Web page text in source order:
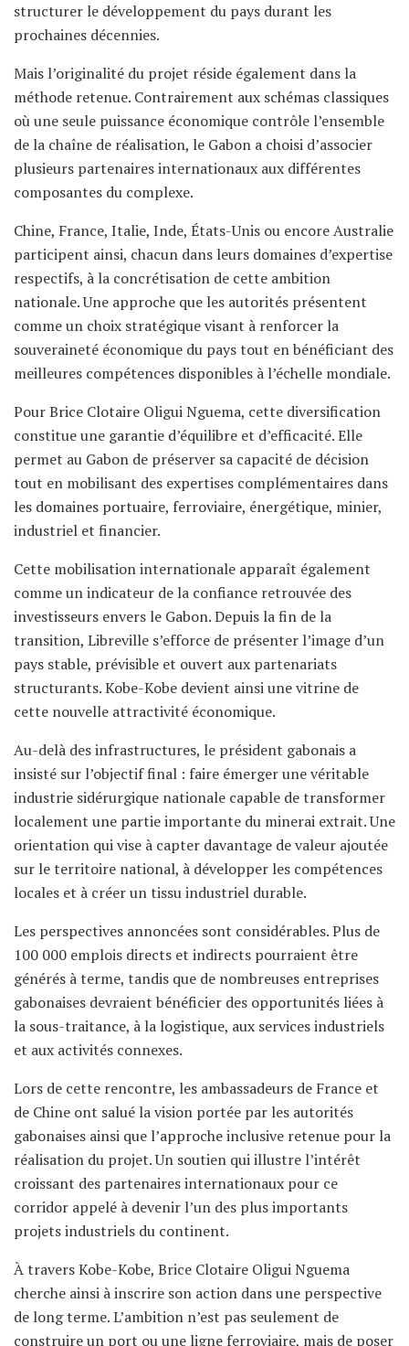
structurer le développement du pays durant les
prochaines décennies.
Mais l’originalité du projet réside également dans la
méthode retenue. Contrairement aux schémas classiques
où une seule puissance économique contrôle l’ensemble
de la chaîne de réalisation, le Gabon a choisi d’associer
plusieurs partenaires internationaux aux différentes
composantes du complexe.
Chine, France, Italie, Inde, États-Unis ou encore Australie
participent ainsi, chacun dans leurs domaines d’expertise
respectifs, à la concrétisation de cette ambition
nationale. Une approche que les autorités présentent
comme un choix stratégique visant à renforcer la
souveraineté économique du pays tout en bénéficiant des
meilleures compétences disponibles à l’échelle mondiale.
Pour Brice Clotaire Oligui Nguema, cette diversification
constitue une garantie d’équilibre et d’efficacité. Elle
permet au Gabon de préserver sa capacité de décision
tout en mobilisant des expertises complémentaires dans
les domaines portuaire, ferroviaire, énergétique, minier,
industriel et financier.
Cette mobilisation internationale apparaît également
comme un indicateur de la confiance retrouvée des
investisseurs envers le Gabon. Depuis la fin de la
transition, Libreville s’efforce de présenter l’image d’un
pays stable, prévisible et ouvert aux partenariats
structurants. Kobe-Kobe devient ainsi une vitrine de
cette nouvelle attractivité économique.
Au-delà des infrastructures, le président gabonais a
insisté sur l’objectif final : faire émerger une véritable
industrie sidérurgique nationale capable de transformer
localement une partie importante du minerai extrait. Une
orientation qui vise à capter davantage de valeur ajoutée
sur le territoire national, à développer les compétences
locales et à créer un tissu industriel durable.
Les perspectives annoncées sont considérables. Plus de
100 000 emplois directs et indirects pourraient être
générés à terme, tandis que de nombreuses entreprises
gabonaises devraient bénéficier des opportunités liées à
la sous-traitance, à la logistique, aux services industriels
et aux activités connexes.
Lors de cette rencontre, les ambassadeurs de France et
de Chine ont salué la vision portée par les autorités
gabonaises ainsi que l’approche inclusive retenue pour la
réalisation du projet. Un soutien qui illustre l’intérêt
croissant des partenaires internationaux pour ce
corridor appelé à devenir l’un des plus importants
projets industriels du continent.
À travers Kobe-Kobe, Brice Clotaire Oligui Nguema
cherche ainsi à inscrire son action dans une perspective
de long terme. L’ambition n’est pas seulement de
construire un port ou une ligne ferroviaire, mais de poser